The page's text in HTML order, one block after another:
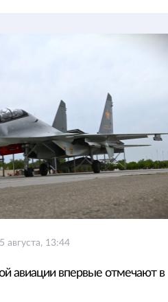
августа, 13:44
авиации впервые отмечают в